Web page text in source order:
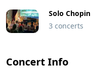
Solo Chopin
3 concerts
Concert Info